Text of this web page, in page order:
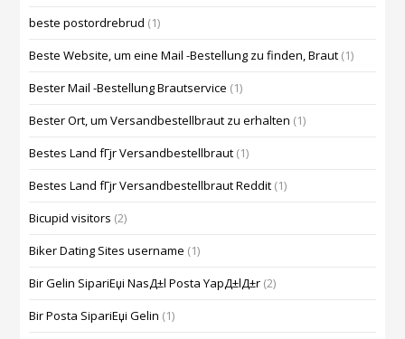
beste postordrebrud (1)
Beste Website, um eine Mail -Bestellung zu finden, Braut (1)
Bester Mail -Bestellung Brautservice (1)
Bester Ort, um Versandbestellbraut zu erhalten (1)
Bestes Land fГјr Versandbestellbraut (1)
Bestes Land fГјr Versandbestellbraut Reddit (1)
Bicupid visitors (2)
Biker Dating Sites username (1)
Bir Gelin SipariЕџi NasД±l Posta YapД±lД±r (2)
Bir Posta SipariЕџi Gelin (1)